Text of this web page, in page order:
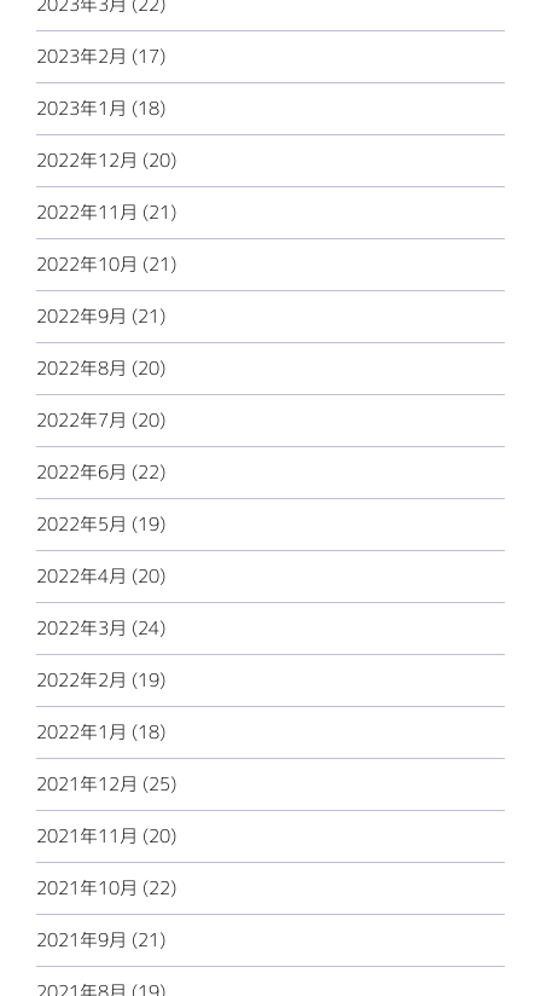
2023年2月 (17)
2023年1月 (18)
2022年12月 (20)
2022年11月 (21)
2022年10月 (21)
2022年9月 (21)
2022年8月 (20)
2022年7月 (20)
2022年6月 (22)
2022年5月 (19)
2022年4月 (20)
2022年3月 (24)
2022年2月 (19)
2022年1月 (18)
2021年12月 (25)
2021年11月 (20)
2021年10月 (22)
2021年9月 (21)